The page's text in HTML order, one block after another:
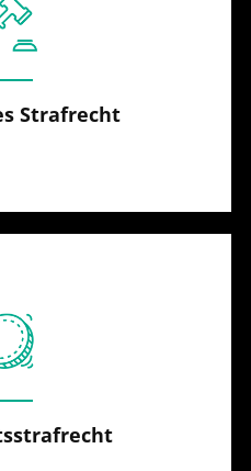
Strafrecht